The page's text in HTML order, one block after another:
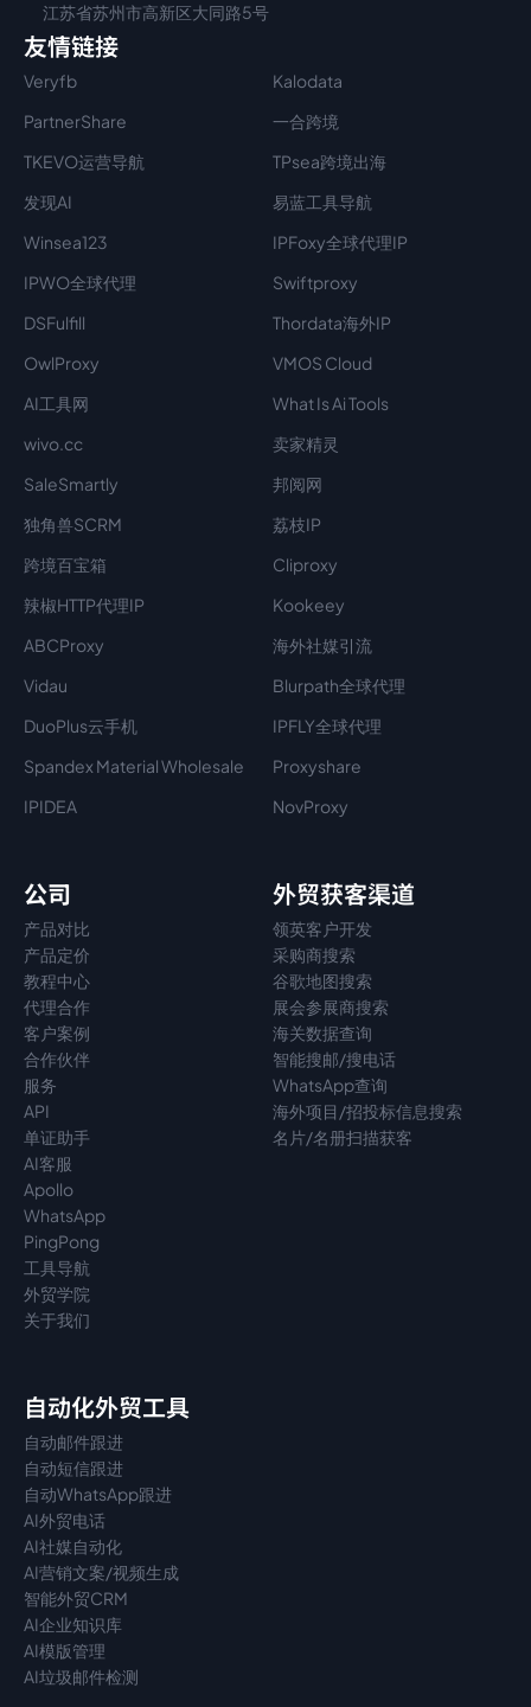
江苏省苏州市高新区大同路5号
友情链接
Veryfb
Kalodata
PartnerShare
一合跨境
TKEVO运营导航
TPsea跨境出海
发现AI
易蓝工具导航
Winsea123
IPFoxy全球代理IP
IPWO全球代理
Swiftproxy
DSFulfill
Thordata海外IP
OwlProxy
VMOS Cloud
AI工具网
What Is Ai Tools
wivo.cc
卖家精灵
SaleSmartly
邦阅网
独角兽SCRM
荔枝IP
跨境百宝箱
Cliproxy
辣椒HTTP代理IP
Kookeey
ABCProxy
海外社媒引流
Vidau
Blurpath全球代理
DuoPlus云手机
IPFLY全球代理
Spandex Material Wholesale​
Proxyshare
IPIDEA
NovProxy
公司
产品对比
产品定价
教程中心
代理合作
客户案例
合作伙伴
服务
API
单证助手
AI客服
Apollo
WhatsApp
PingPong
工具导航
外贸学院
关于我们
外贸获客渠道
领英客户开发
采购商搜索
谷歌地图搜索
展会参展商搜索
海关数据查询
智能搜邮/搜电话
WhatsApp查询
海外项目/招投标信息搜索
名片/名册扫描获客
自动化外贸工具
自动邮件跟进
自动短信跟进
自动WhatsApp跟进
AI外贸电话
AI社媒自动化
AI营销文案/视频生成
智能外贸CRM
AI企业知识库
AI模版管理
AI垃圾邮件检测